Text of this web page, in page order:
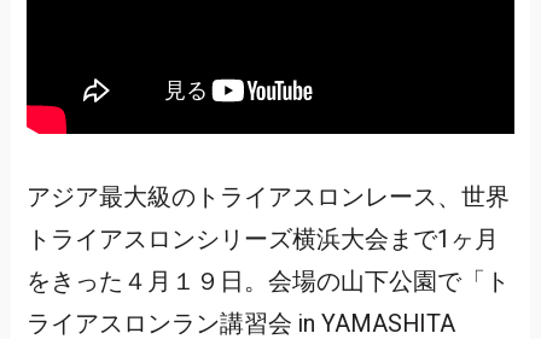
アジア最大級のトライアスロンレース、世界
トライアスロンシリーズ横浜大会まで1ヶ月
をきった４月１９日。会場の山下公園で「ト
ライアスロンラン講習会 in YAMASHITA